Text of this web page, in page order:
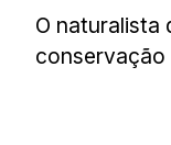
O naturalista
conservação